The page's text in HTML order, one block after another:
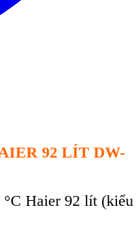
92 LÍT DW-
°C Haier 92 lít (kiểu